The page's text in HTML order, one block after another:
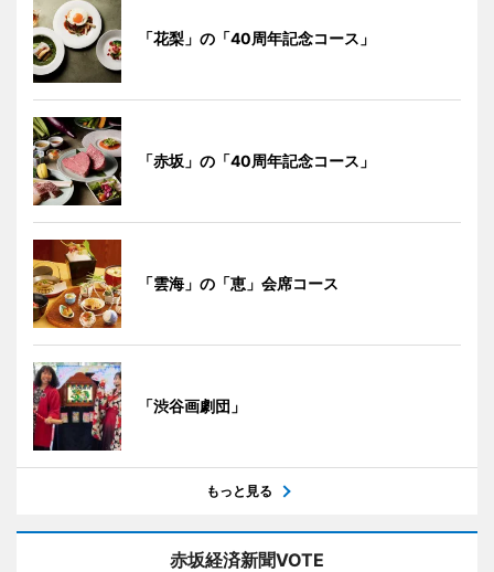
「花梨」の「40周年記念コース」
「赤坂」の「40周年記念コース」
「雲海」の「恵」会席コース
「渋谷画劇団」
もっと見る
赤坂経済新聞VOTE